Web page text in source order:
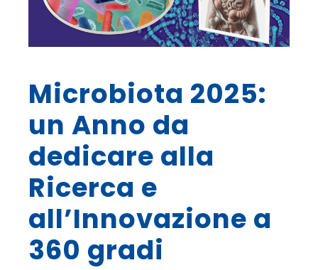
Microbiota 2025:
un Anno da
dedicare alla
Ricerca e
all’Innovazione a
360 gradi